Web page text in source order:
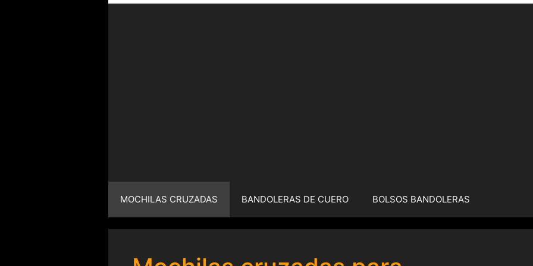
MOCHILAS CRUZADAS BANDOLERAS DE CUERO BOLSOS BANDOLERAS